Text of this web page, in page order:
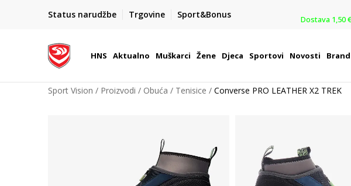
Status narudžbe Trgovine Sport&Bonus
BOX NOW
Dostava 1,50 € | Više od 800 paketomata u Hrvatskoj
HNS Aktualno Muškarci Žene Djeca Sportovi Novosti Brand
Sport Vision Proizvodi Obuća Tenisice Converse PRO LEATHER X2 TREK